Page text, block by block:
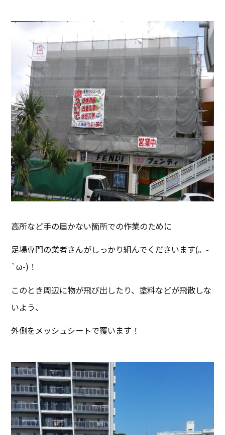
高所など手の届かない箇所での作業のために
足場専門の業者さんがしっかり組んでくださいます(。-
`ω-)！
このとき周辺に物が飛び出したり、塗料などが飛散しな
いよう、
外側をメッシュシートで覆います！